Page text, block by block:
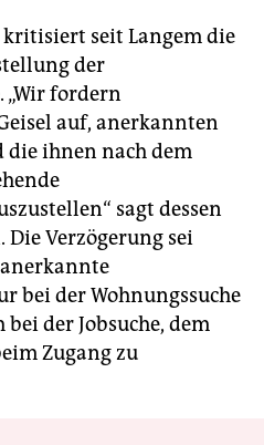
seit Langem die
der
fordern
auf, anerkannten
ihnen nach dem
sagt dessen
Die Verzögerung sei
bei der Wohnungssuche
der Jobsuche, dem
Zugang zu